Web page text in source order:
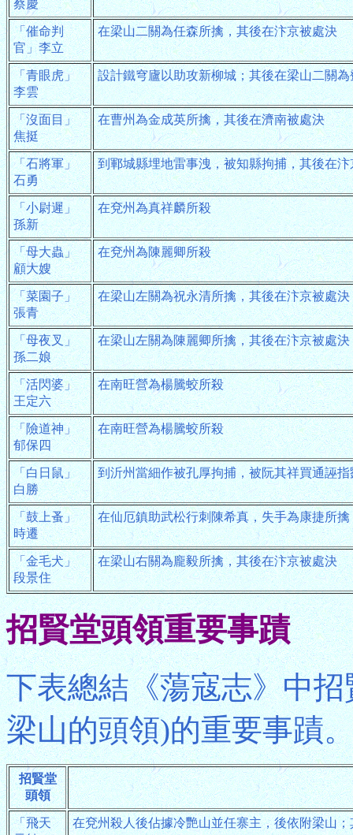
蔡慶
「催命判
官」李立
在梁山二關為任森所擒，其後在汴京被處決
「青眼虎」
李雲
設計鐵穹廬以助攻新柳城；其後在梁山二關
「沒面目」
焦挺
在曹州為金成英所擒，其後在濟南被處決
「石將軍」
石勇
到鄆城縣埋地雷事洩，被知縣拘捕，其後在汴
「小尉遲」
孫新
在兗州為真祥麟所殺
「母大蟲」
顧大嫂
在兗州為陳麗卿所殺
「菜園子」
張青
在梁山左關為祝永清所擒，其後在汴京被處決
「母夜叉」
孫二娘
在梁山左關為陳麗卿所擒，其後在汴京被處決
「活閃婆」
王定六
在南旺營為楊騰蛟所殺
「險道神」
郁保四
在南旺營為楊騰蛟所殺
「白日鼠」
白勝
到沂州當細作被孔厚拘捕，被阮其祥買通誣
「鼓上蚤」
時遷
在仙厄鎮助武松行刺陳希真，失手為康捷所
「金毛犬」
段景住
在梁山右關為龐毅所擒，其後在汴京被處決
招賢堂頭領重要事蹟
下表總結《蕩寇志》中
梁山的頭領)的重要事蹟
招賢堂
頭領
「飛天
在兗州殺人後佔據冷艷山並任寨主，後依附梁山